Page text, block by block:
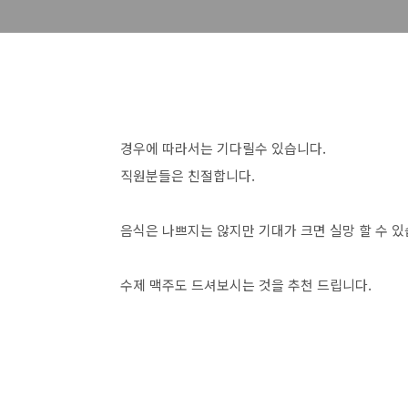
경우에 따라서는 기다릴수 있습니다.
직원분들은 친절합니다.
음식은 나쁘지는 않지만 기대가 크면 실망 할 수 있
수제 맥주도 드셔보시는 것을 추천 드립니다.